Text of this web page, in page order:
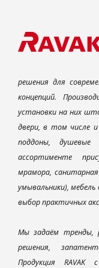
решения для
концепций.
установки на них
двери, в том числе
поддоны,
ассортименте
мрамора,
умывальники),
выбор практичных
Мы задаём тренды,
решения,
Продукция RAVAK